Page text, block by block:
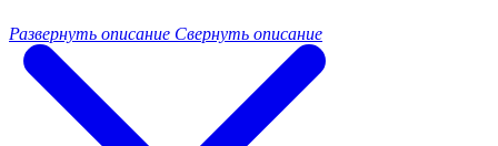
Развернуть описание Свернуть описание